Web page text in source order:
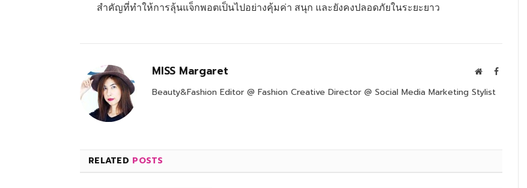
สำคัญที่ทำให้การลุ้นแจ็กพอตเป็นไปอย่างคุ้มค่า สนุก และยังคงปลอดภัยในระยะยาว
MISS Margaret WebsiteFacebook
Beauty&Fashion Editor @ Fashion Creative Director @ Social Media Marketing Stylist
RELATED POSTS